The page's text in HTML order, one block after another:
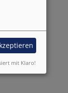
mit Klaro!